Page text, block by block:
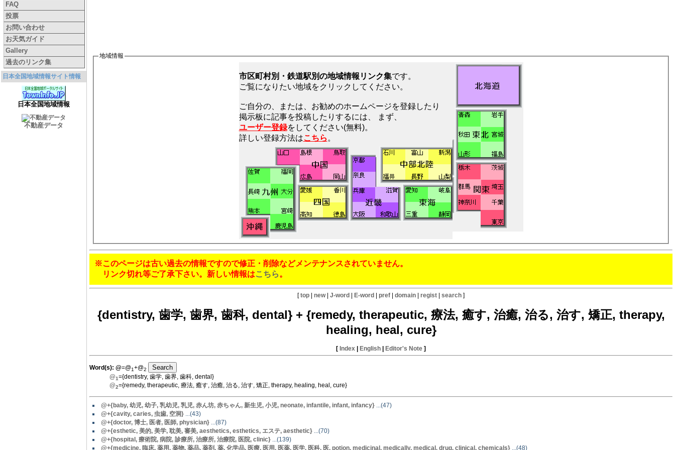
FAQ
投票
お問い合わせ
お天気ガイド
Gallery
過去のリンク集
日本全国地域情報サイト情報
日本全国地域情報
不動産データ
地域情報
市区町村別・鉄道駅別の地域情報リンク集です。
ご覧になりたい地域をクリックしてください。
ご自分の、または、お勧めのホームページを登録したり
掲示板に記事を投稿したりするには、 まず、
ユーザー登録をしてください(無料)。
詳しい登録方法はこちら 。
※このページは古い過去の情報ですので修正・削除などメンテナンスされていません。
リンク切れ等ご了承下さい。新しい情報はこちら。
[top | new| J-word | E-word | pref | domain | regist | search ]
{dentistry, 歯学, 歯界, 歯科, dental} + {remedy, therapeutic, 療法, 癒す, 治癒, 治る, 治す, 矯正, therapy,
healing, heal, cure}
[ Index | English | Editor's Note ]
Word(s): @=@1+@2
@1={dentistry, 歯学, 歯界, 歯科, dental}
@2={remedy, therapeutic, 療法, 癒す, 治癒, 治る, 治す, 矯正, therapy, healing, heal, cure}
@+{baby, 幼児, 幼子, 乳幼児, 乳児, 赤ん坊, 赤ちゃん, 新生児, 小児, neonate, infantile, infant, infancy} ...(47)
@+{cavity, caries, 虫歯, 空洞} ...(43)
@+{doctor, 博士, 医者, 医師, physician} ...(87)
@+{esthetic, 美的, 美学, 耽美, 審美, aesthetics, esthetics, エステ, aesthetic} ...(70)
@+{hospital, 療術院, 病院, 診療所, 治療所, 治療院, 医院, clinic} ...(139)
@+{medicine, 臨床, 薬用, 薬物, 薬品, 薬剤, 薬, 化学品, 医療, 医用, 医薬, 医学, 医科, 医, potion, medicinal, medically, medical, drug, clinical, chemicals} ...(48)